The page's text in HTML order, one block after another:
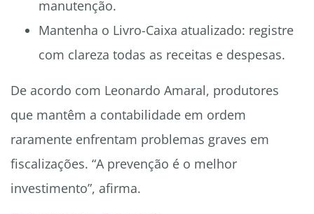
manutenção.
Mantenha o Livro-Caixa atualizado: registre
com clareza todas as receitas e despesas.
De acordo com Leonardo Amaral, produtores
que mantêm a contabilidade em ordem
raramente enfrentam problemas graves em
fiscalizações. “A prevenção é o melhor
investimento”, afirma.